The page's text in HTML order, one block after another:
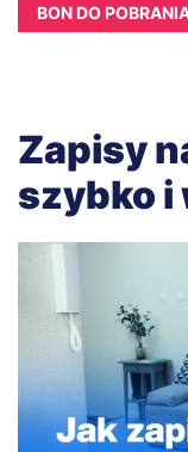
BON DO
Zapisy
szybko i